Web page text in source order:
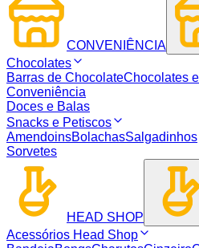
CONVENIÊNCIA
Chocolates
Barras de ChocolateChocolates
Conveniência
Doces e Balas
Snacks e Petiscos
AmendoinsBolachasSalgadinhos
Sorvetes
HEAD SHOP
Acessórios Head Shop